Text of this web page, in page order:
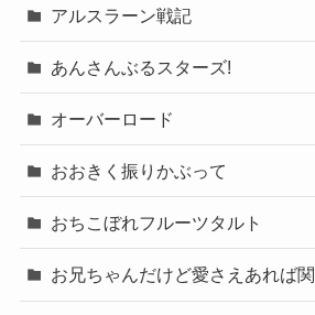
アルスラーン戦記
あんさんぶるスターズ!
オーバーロード
おおきく振りかぶって
おちこぼれフルーツタルト
お兄ちゃんだけど愛さえあれば